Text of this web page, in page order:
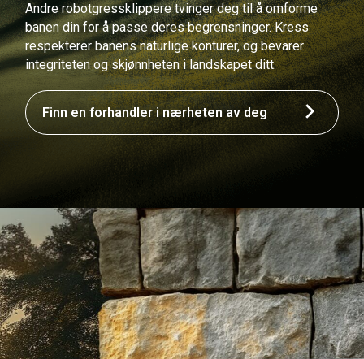
Andre robotgressklippere tvinger deg til å omforme
banen din for å passe deres begrensninger. Kress
respekterer banens naturlige konturer, og bevarer
integriteten og skjønnheten i landskapet ditt.
Finn en forhandler i nærheten av deg